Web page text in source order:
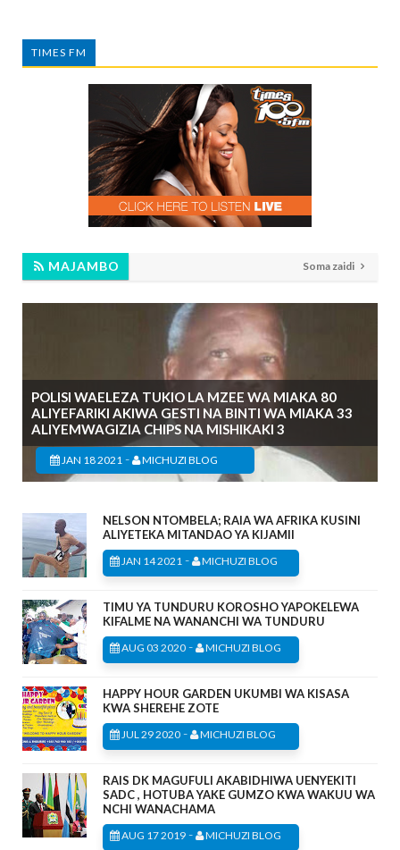
TIMES FM
MAJAMBO Soma zaidi
POLISI WAELEZA TUKIO LA MZEE WA MIAKA 80
ALIYEFARIKI AKIWA GESTI NA BINTI WA MIAKA 33
ALIYEMWAGIZIA CHIPS NA MISHIKAKI 3
JAN 18 2021 - MICHUZI BLOG
NELSON NTOMBELA; RAIA WA AFRIKA KUSINI
ALIYETEKA MITANDAO YA KIJAMII
JAN 14 2021 - MICHUZI BLOG
TIMU YA TUNDURU KOROSHO YAPOKELEWA
KIFALME NA WANANCHI WA TUNDURU
AUG 03 2020 - MICHUZI BLOG
HAPPY HOUR GARDEN UKUMBI WA KISASA
KWA SHEREHE ZOTE
JUL 29 2020 - MICHUZI BLOG
RAIS DK MAGUFULI AKABIDHIWA UENYEKITI
SADC , HOTUBA YAKE GUMZO KWA WAKUU WA
NCHI WANACHAMA
AUG 17 2019 - MICHUZI BLOG